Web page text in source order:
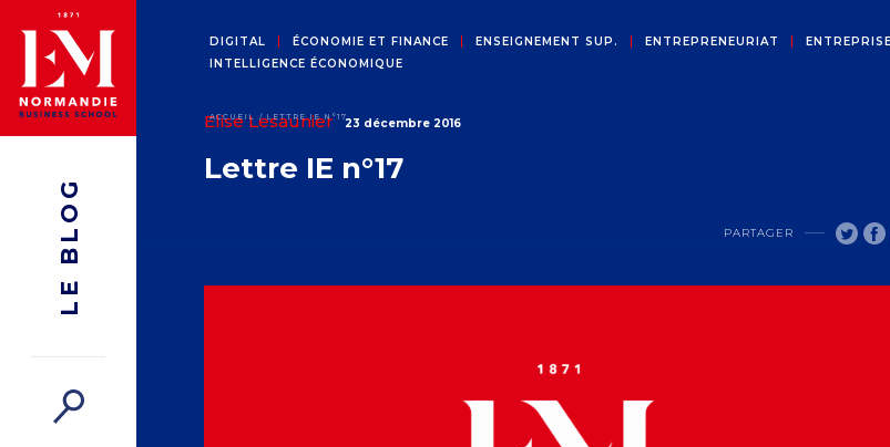
DIGITAL ÉCONOMIE ET FINANCE ENSEIGNEMENT SUP. ENTREPRENEURIAT
INTELLIGENCE ÉCONOMIQUE
ACCUEIL LETTRE IE N°17
LE BLOG
Elise Lesaunier 23 décembre 2016
Lettre IE n°17
PARTAGER